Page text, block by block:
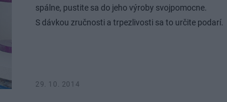
spálne, pustite sa do jeho výroby svojpomocne.
S dávkou zručnosti a trpezlivosti sa to určite podarí.
29. 10. 2014